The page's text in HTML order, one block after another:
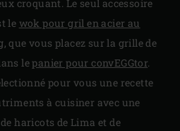
croquant. Le seul accessoire
le wok pour gril en acier au
que vous placez sur la grille de
le panier pour convEGGtor
pour vous une recette
à cuisiner avec une
haricots de Lima et de